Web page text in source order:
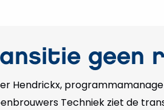
geen
Hendrickx,
Techniek ziet de